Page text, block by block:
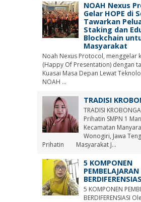
NOAH Nexus
Gelar HOPE di
Tawarkan
Staking dan
Blockchain
Masyarakat
Noah Nexus Protocol, menggelar
(Happy Of Presentation) dengan
Kuasai Masa Depan Lewat
NOAH ...
TRADISI
TRADISI
Prihatin SMPN 1
Kecamatan
Wonogiri, Jawa
Prihatin Masyarakat J...
5 KOMPONEN
PEMBELAJARAN
5 KOMPONEN
BERDIFERENSIASI